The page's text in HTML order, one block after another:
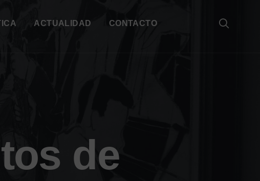
ACTUALIDAD CONTACTO
de